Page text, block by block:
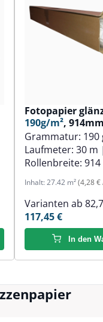
Fotopapier
190g/m²,
Grammatur: 190
Laufmeter: 30 m |
Rollenbreite:
Inhalt: 27.42 m²(4,28 €
Varianten ab
117,45 €
In den